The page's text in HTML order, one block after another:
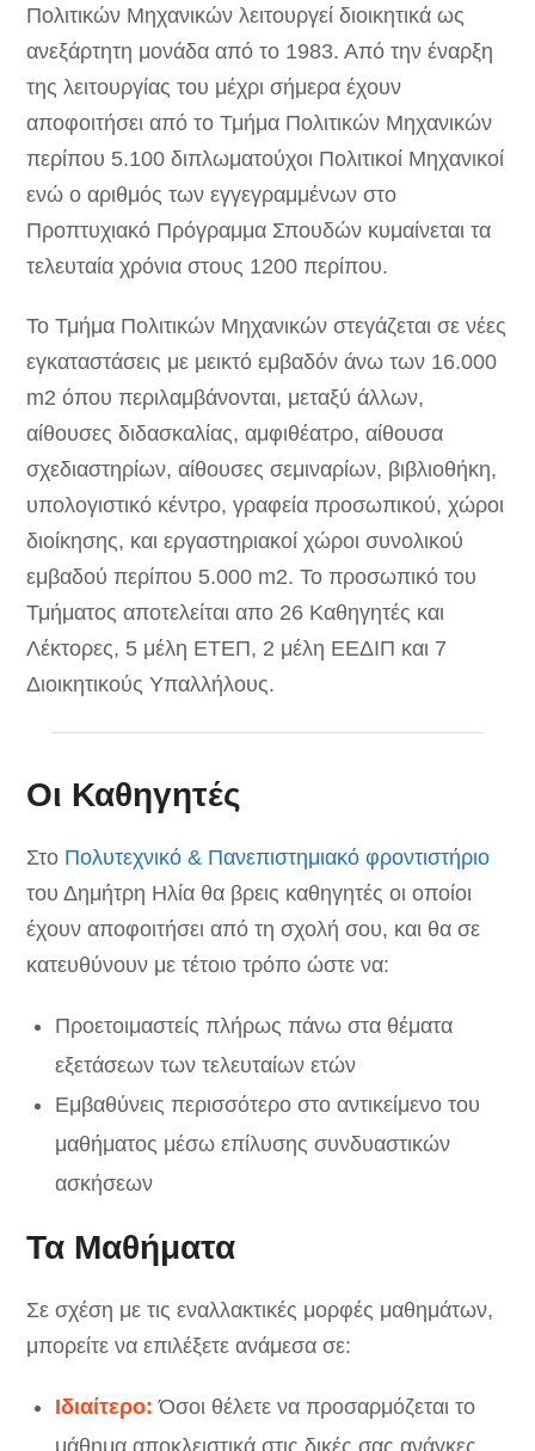
Πολιτικών Μηχανικών λειτουργεί διοικητικά ως
ανεξάρτητη μονάδα από το 1983. Από την έναρξη
της λειτουργίας του μέχρι σήμερα έχουν
αποφοιτήσει από το Τμήμα Πολιτικών Μηχανικών
περίπου 5.100 διπλωματούχοι Πολιτικοί Μηχανικοί
ενώ ο αριθμός των εγγεγραμμένων στο
Προπτυχιακό Πρόγραμμα Σπουδών κυμαίνεται τα
τελευταία χρόνια στους 1200 περίπου.
Το Τμήμα Πολιτικών Μηχανικών στεγάζεται σε νέες
εγκαταστάσεις με μεικτό εμβαδόν άνω των 16.000
m2 όπου περιλαμβάνονται, μεταξύ άλλων,
αίθουσες διδασκαλίας, αμφιθέατρο, αίθουσα
σχεδιαστηρίων, αίθουσες σεμιναρίων, βιβλιοθήκη,
υπολογιστικό κέντρο, γραφεία προσωπικού, χώροι
διοίκησης, και εργαστηριακοί χώροι συνολικού
εμβαδού περίπου 5.000 m2. Το προσωπικό του
Τμήματος αποτελείται απο 26 Καθηγητές και
Λέκτορες, 5 μέλη ΕΤΕΠ, 2 μέλη ΕEΔΙΠ και 7
Διοικητικούς Υπαλλήλους.
Οι Καθηγητές
Στο Πολυτεχνικό & Πανεπιστημιακό φροντιστήριο
του Δημήτρη Ηλία θα βρεις καθηγητές οι οποίοι
έχουν αποφοιτήσει από τη σχολή σου, και θα σε
κατευθύνουν με τέτοιο τρόπο ώστε να:
Προετοιμαστείς πλήρως πάνω στα θέματα
εξετάσεων των τελευταίων ετών
Εμβαθύνεις περισσότερο στο αντικείμενο του
μαθήματος μέσω επίλυσης συνδυαστικών
ασκήσεων
Τα Μαθήματα
Σε σχέση με τις εναλλακτικές μορφές μαθημάτων,
μπορείτε να επιλέξετε ανάμεσα σε:
Ιδιαίτερο: Όσοι θέλετε να προσαρμόζεται το
μάθημα αποκλειστικά στις δικές σας ανάγκες